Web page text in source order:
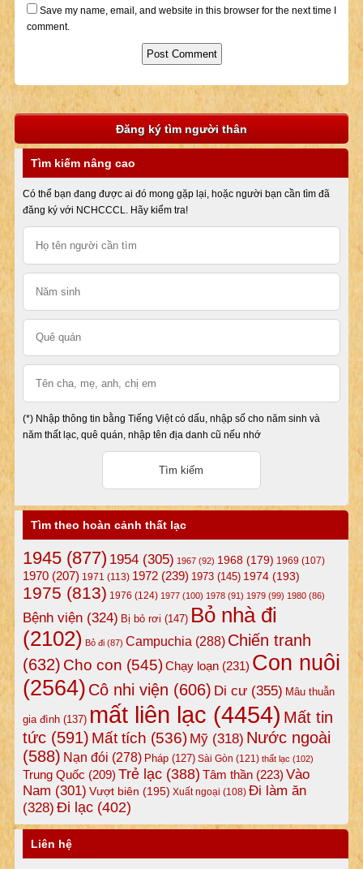
Save my name, email, and website in this browser for the next time I
comment.
Đăng ký tìm người thân
Tìm kiếm nâng cao
Có thể bạn đang được ai đó mong gặp lại, hoặc người bạn cần tìm đã
đăng ký với NCHCCCL. Hãy kiểm tra!
(*) Nhập thông tin bằng Tiếng Việt có dấu, nhập số cho năm sinh và
năm thất lạc, quê quán, nhập tên địa danh cũ nếu nhớ
Tìm theo hoàn cảnh thất lạc
1945(877) 1954(305) 1967(92) 1968(179) 1969 (107)
1970(207) 1971 (113) 1972(239) 1973(145) 1974(193)
1975 (813) 1976 (124) 1977(100) 1978(91) 1979(99) 1980(86)
Bệnh viện(324) Bị bỏ rơi (147) Bỏ nhà đi
(2102) Bỏ đi(87) Campuchia (288) Chiến tranh
(632) Cho con (545)Chạy loạn(231) Con nuôi
(2564) Cô nhi viện (606) Di cư(355) Mâu thuẫn
gia đình(137) mất liên lạc (4454) Mất tin
tức(591) Mất tích (536) Mỹ(318) Nước ngoài
(588) Nạn đói (278) Pháp(127) Sài Gòn (121) thất lạc (102)
Trung Quốc (209) Trẻ lạc(388) Tâm thần(223) Vào
Nam (301) Vượt biên (195) Xuất ngoại (108) Đi làm ăn
(328) Đi lạc(402)
Liên hệ